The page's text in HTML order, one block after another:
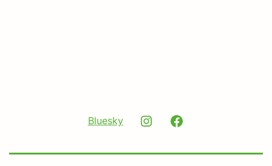
Bluesky Instagram